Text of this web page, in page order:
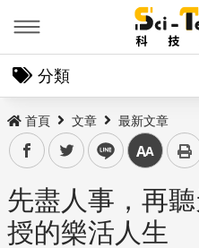
分類
首頁 文章 最新文章
facebooktwitter line 中
先盡人事，再
授的樂活人生